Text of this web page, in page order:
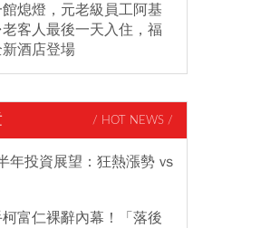
熄燈，元老級員工阿基
客人最後一天入住，福
酒店登場
/ HOT NEWS /
年投資展望：狂熱漲勢 vs
富仁裸辭內幕！「落後